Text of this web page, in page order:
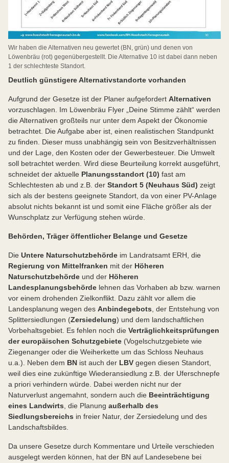
Wir haben die Alternativen neu gewertet (BN, grün) und denen von
Löwenbräu (rot) gegenübergestellt. Die Alternative 10 ist dabei dann neben
1 der schlechteste Standort.
Deutlich günstigere Alternativstandorte vorhanden
Aufgrund der Gesetze ist der Planer aufgefordert Alternativen
vorzuschlagen. Im Löwenbräu Flyer „Deine Stimme zählt“ werden
die Alternativen großteils nur unter dem Aspekt der Ökonomie
betrachtet. Die Aufgabe aber ist, einen realistischen Standpunkt
zu finden. Dieser muss unabhängig sein von Besitzverhältnissen
und der Lage, den Kosten oder der Gewerbesteuer. Die Umwelt
soll betrachtet werden. Wird diese Beurteilung korrekt ausgeführt,
schneidet der aktuelle Planungsstandort (10) fast am
Schlechtesten ab und z.B. der Standort 5 (Neuhaus Süd) zeigt
sich als der bestens geeignete Standort, da von einer PV-Anlage
absolut nichts bekannt ist und somit eine Fläche größer als der
Wunschplatz zur Verfügung stehen würde.
Behörden, Träger öffentlicher Belange und Gesetze
Die Untere Naturschutzbehörde im Landratsamt ERH, die
Regierung von Mittelfranken mit der Höheren
Naturschutzbehörde und der Höheren
Landesplanungsbehörde lehnen das Vorhaben ab bzw. warnen
vor einem drohenden Zielkonflikt. Dazu zählt vor allem die
Landesplanung wegen des Anbindegebots, der Entstehung von
Splittersiedlungen (Zersiedelung) und dem landschaftlichen
Vorbehaltsgebiet. Es fehlen noch die Verträglichkeitsprüfungen
der europäischen Schutzgebiete (Vogelschutzgebiete wie
Ziegenanger oder die Weiherkette um das Schloss Neuhaus
u.a.). Neben dem BN ist auch der LBV gegen diesen Standort,
weil dies eine zukünftige Wiederansiedlung z.B. der Uferschnepfe
a priori verhindern würde. Dabei werden nicht nur der
Naturverlust angemahnt, sondern auch die Beeinträchtigung
eines Landwirts, die Planung außerhalb des
Siedlungsbereichs in freier Natur, der Zersiedelung und des
Landschaftsbildes.
Da unsere Gesetze durch Kommentare und Urteile verschieden
ausgelegt werden können, hat der BN auf Landesebene bei